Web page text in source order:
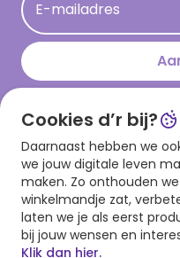
Persberichten
Hallmark en
E-mailadres
Download onze app
Cookies d’r bij?
Daarnaast hebben we
we jouw digitale leven
maken. Zo onthouden
winkelmandje zat,
laten we je als eerst
bij jouw wensen en
Klik dan hier.